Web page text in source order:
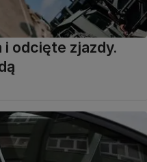
i odcięte zjazdy.